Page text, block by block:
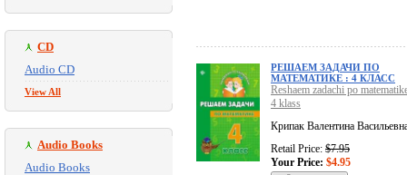
CD
Audio CD
View All
Audio Books
Audio Books
РЕШАЕМ ЗАДАЧИ ПО
МАТЕМАТИКЕ : 4 КЛАСС
Reshaem zadachi po
4 klass
Крипак Валентина
Retail Price: $7.95
Your Price: $4.95